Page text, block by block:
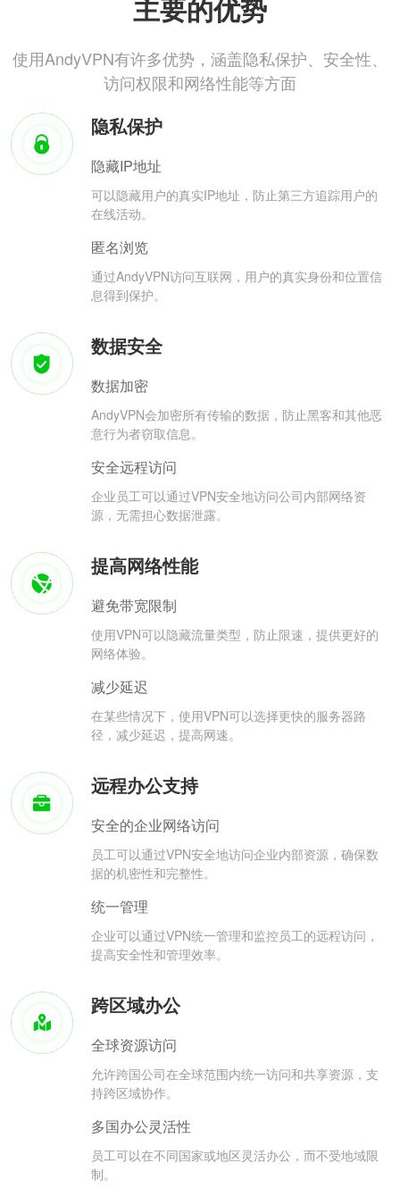
主要的优势
使用AndyVPN有许多优势，涵盖隐私保护、安全性、
访问权限和网络性能等方面
隐私保护
隐藏IP地址
可以隐藏用户的真实IP地址，防止第三方追踪用户的
在线活动。
匿名浏览
通过AndyVPN访问互联网，用户的真实身份和位置信
息得到保护。
数据安全
数据加密
AndyVPN会加密所有传输的数据，防止黑客和其他恶
意行为者窃取信息。
安全远程访问
企业员工可以通过VPN安全地访问公司内部网络资
源，无需担心数据泄露。
提高网络性能
避免带宽限制
使用VPN可以隐藏流量类型，防止限速，提供更好的
网络体验。
减少延迟
在某些情况下，使用VPN可以选择更快的服务器路
径，减少延迟，提高网速。
远程办公支持
安全的企业网络访问
员工可以通过VPN安全地访问企业内部资源，确保数
据的机密性和完整性。
统一管理
企业可以通过VPN统一管理和监控员工的远程访问，
提高安全性和管理效率。
跨区域办公
全球资源访问
允许跨国公司在全球范围内统一访问和共享资源，支
持跨区域协作。
多国办公灵活性
员工可以在不同国家或地区灵活办公，而不受地域限
制。